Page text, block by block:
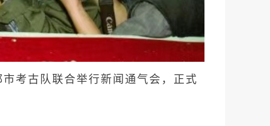
考古队联合举行新闻通气会，正式